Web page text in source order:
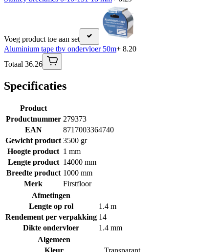
Voeg product toe aan set
Aluminium tape tbv ondervloer 50m+ 8.20
Totaal 36.26
Specificaties
Product
Productnummer 279373
EAN
8717003364740
Gewicht product 3500 gr
Hoogte product 1 mm
Lengte product 14000 mm
Breedte product 1000 mm
Merk
Firstfloor
Afmetingen
Lengte op rol
1.4 m
Rendement per verpakking 14
Dikte ondervloer
1.4 mm
Algemeen